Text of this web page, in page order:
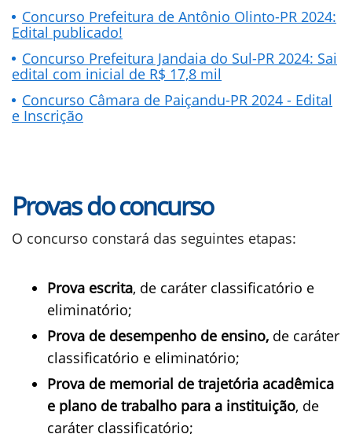
Concurso Prefeitura de Antônio Olinto-PR 2024:
Edital publicado!
Concurso Prefeitura Jandaia do Sul-PR 2024: Sai
edital com inicial de R$ 17,8 mil
Concurso Câmara de Paiçandu-PR 2024 - Edital
e Inscrição
Provas do concurso
O concurso constará das seguintes etapas:
Prova escrita, de caráter classificatório e
eliminatório;
Prova de desempenho de ensino, de caráter
classificatório e eliminatório;
Prova de memorial de trajetória acadêmica
e plano de trabalho para a instituição, de
caráter classificatório;